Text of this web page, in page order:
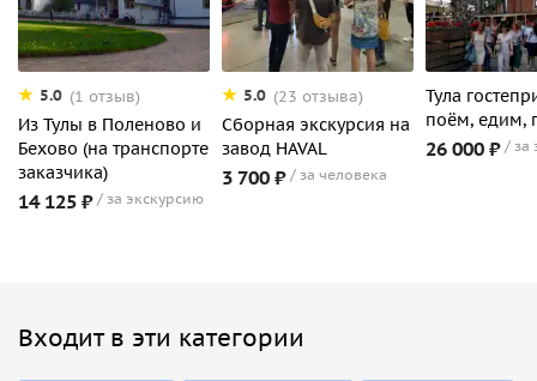
5.0 (1 отзыв)
Из Тулы в Поленово и
Бехово (на транспорте
заказчика)
14 125 ₽ за экскурсию
5.0 (23 отзыва)
Сборная экскурсия на
завод HAVAL
3 700 ₽ за человека
Тула
поём, едим,
26 000 ₽ за
Входит в эти категории